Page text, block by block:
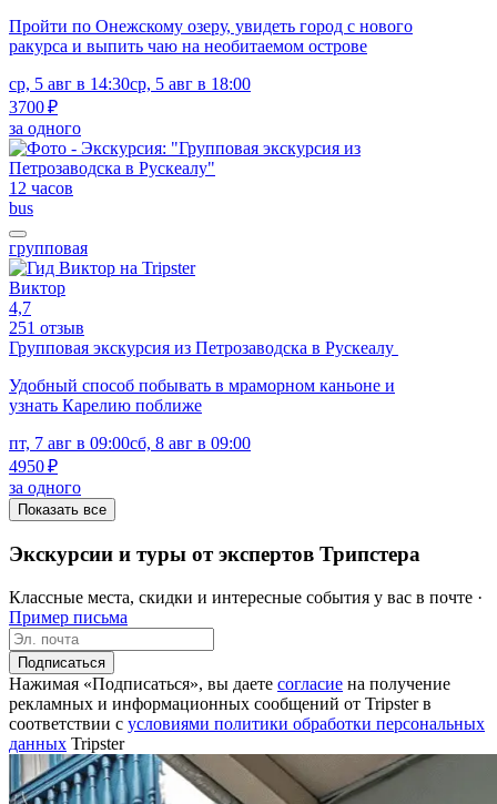
Пройти по Онежскому озеру, увидеть город с нового
ракурса и выпить чаю на необитаемом острове
ср, 5 авг в 14:30ср, 5 авг в 18:00
3700 ₽
за одного
12 часов
bus
групповая
Виктор
4,7
251 отзыв
Групповая экскурсия из Петрозаводска в Рускеалу
Удобный способ побывать в мраморном каньоне и
узнать Карелию поближе
пт, 7 авг в 09:00сб, 8 авг в 09:00
4950 ₽
за одного
Показать все
Экскурсии и туры от экспертов Трипстера
Классные места, скидки и интересные события у вас в почте ·
Пример письма
Подписаться
Нажимая «Подписаться», вы даете согласие на получение
рекламных и информационных сообщений от Tripster в
соответствии c условиями политики обработки персональных
данных Tripster